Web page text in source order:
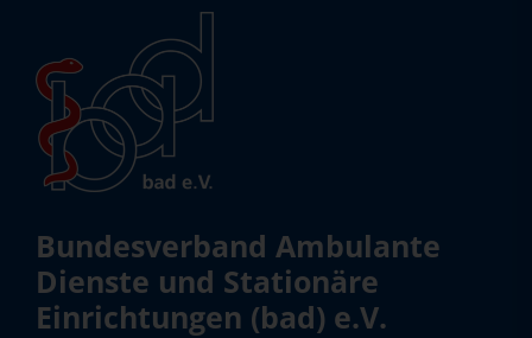
Bundesverband Ambulante
Dienste und Stationäre
Einrichtungen (bad) e.V.